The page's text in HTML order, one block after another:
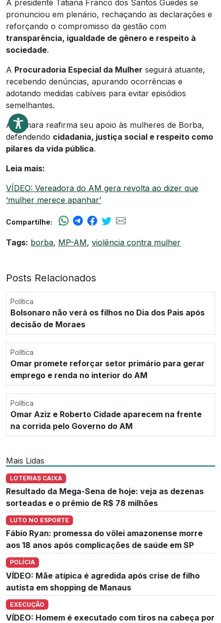
A presidente Tatiana Franco dos Santos Guedes se
pronunciou em plenário, rechaçando as declarações e
reforçando o compromisso da gestão com
transparência, igualdade de gênero e respeito à
sociedade.
A Procuradoria Especial da Mulher seguirá atuante,
recebendo denúncias, apurando ocorrências e
adotando medidas cabíveis para evitar episódios
semelhantes.
A Câmara reafirma seu apoio às mulheres de Borba,
defendendo cidadania, justiça social e respeito como
pilares da vida pública.
Leia mais:
VÍDEO: Vereadora do AM gera revolta ao dizer que
‘mulher merece apanhar’
Compartilhe:
Tags: borba, MP-AM, violência contra mulher
Posts Relacionados
Política
Bolsonaro não verá os filhos no Dia dos Pais após
decisão de Moraes
Política
Omar promete reforçar setor primário para gerar
emprego e renda no interior do AM
Política
Omar Aziz e Roberto Cidade aparecem na frente
na corrida pelo Governo do AM
Mais Lidas
LOTERIAS CAIXA
Resultado da Mega-Sena de hoje: veja as dezenas
sorteadas e o prêmio de R$ 78 milhões
LUTO NO ESPORTE
Fábio Ryan: promessa do vôlei amazonense morre
aos 18 anos após complicações de saúde em SP
POLÍCIA
VÍDEO: Mãe atípica é agredida após crise de filho
autista em shopping de Manaus
EXECUÇÃO
VÍDEO: Homem é executado com tiros na cabeça por